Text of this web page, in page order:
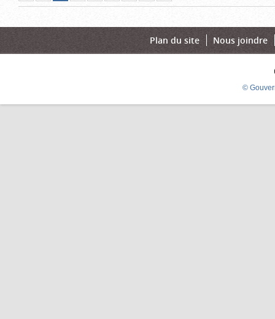
pageprécédente
actuelle)
suivante
page
Plan du site Nous joindre
©